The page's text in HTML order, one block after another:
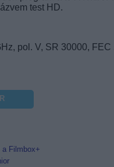
test HD.
pol. V, SR 30000, FEC
a Filmbox+